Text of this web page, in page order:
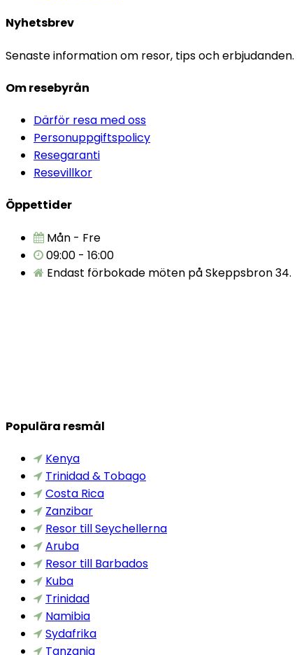
Nyhetsbrev
Senaste information om resor, tips och erbjudanden.
Om resebyrån
Därför resa med oss
Personuppgiftspolicy
Resegaranti
Resevillkor
Öppettider
Mån - Fre
09:00 - 16:00
Endast förbokade möten på Skeppsbron 34.
Populära resmål
Kenya
Trinidad & Tobago
Costa Rica
Zanzibar
Resor till Seychellerna
Aruba
Resor till Barbados
Kuba
Trinidad
Namibia
Sydafrika
Tanzania